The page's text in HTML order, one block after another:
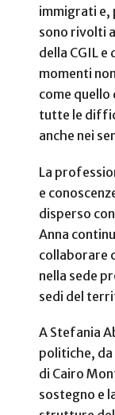
immigrati e,
sono rivolti
della CGIL e
momenti
come
tutte le
anche nei
La
e
disperso
Anna
collaborare
nella sede
sedi del
A Stefania
politiche, da
di Cairo
sostegno e